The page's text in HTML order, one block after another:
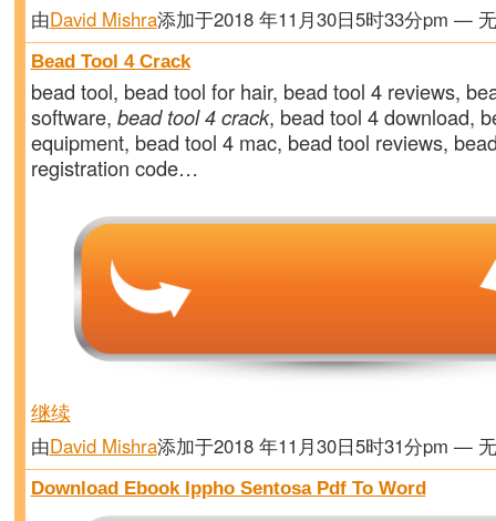
由David Mishra添加于2018 年11月30日5时33分pm —
Bead Tool 4 Crack
bead tool, bead tool for hair, bead tool 4 reviews,
software, bead tool 4 crack, bead tool 4 download,
equipment, bead tool 4 mac, bead tool reviews,
registration code…
继续
由David Mishra添加于2018 年11月30日5时31分pm —
Download Ebook Ippho Sentosa Pdf To Word